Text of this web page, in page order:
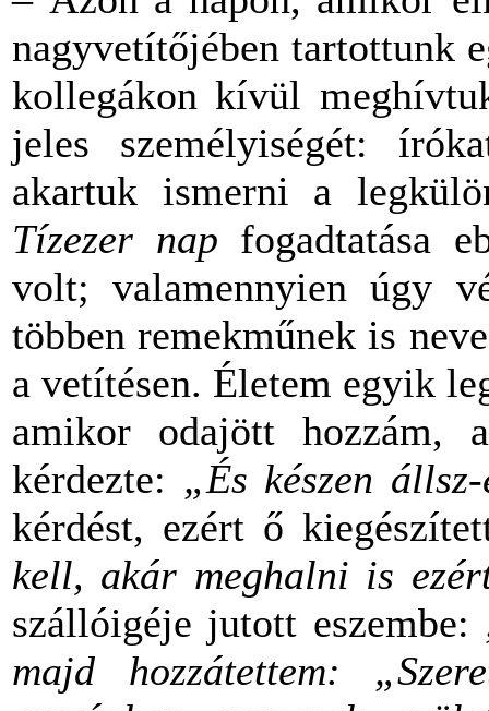
nagyvetítőjében tartottunk
kollegákon kívül
jeles személyiségét:
akartuk ismerni a
Tízezer nap fogadtatása
volt; valamennyien úgy
többen remekműnek is
a vetítésen. Életem egyik
amikor odajött
kérdezte: „És készen
kérdést, ezért ő
kell, akár meghalni is
szállóigéje jutott eszembe:
majd hozzátettem: